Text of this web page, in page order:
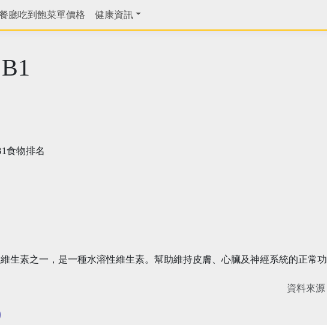
廳吃到飽菜單價格 健康資訊
食物排名
生素之一，是一種水溶性維生素。幫助維持皮膚、心臟及神經系統的正常
資料來源